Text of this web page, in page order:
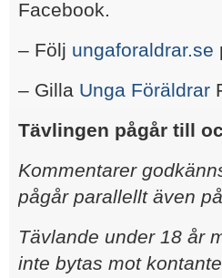
Facebook.
– Följ ungaforaldrar.se
– Gilla Unga Föräldrar
Tävlingen pågår till
Kommentarer
pågår parallellt även
Tävlande under 18 år
inte bytas mot